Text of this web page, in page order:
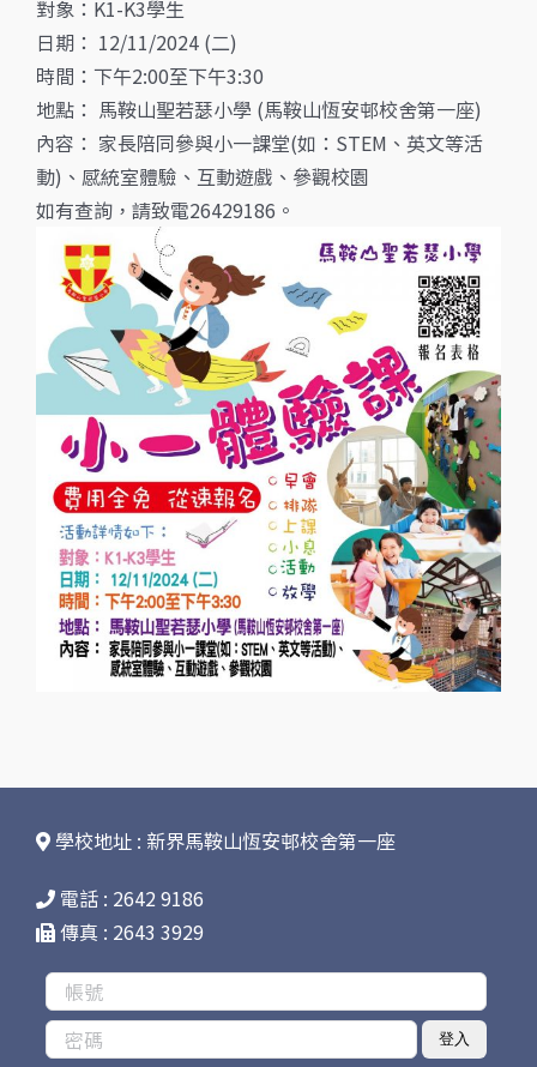
對象：K1-K3學生
日期： 12/11/2024 (二)
時間：下午2:00至下午3:30
地點： 馬鞍山聖若瑟小學 (馬鞍山恆安邨校舍第一座)
內容： 家長陪同參與小一課堂(如：STEM、英文等活
動)、感統室體驗、互動遊戲、參觀校園
如有查詢，請致電26429186。
學校地址 : 新界馬鞍山恆安邨校舍第一座
電話 : 2642 9186
傳真 : 2643 3929
登入